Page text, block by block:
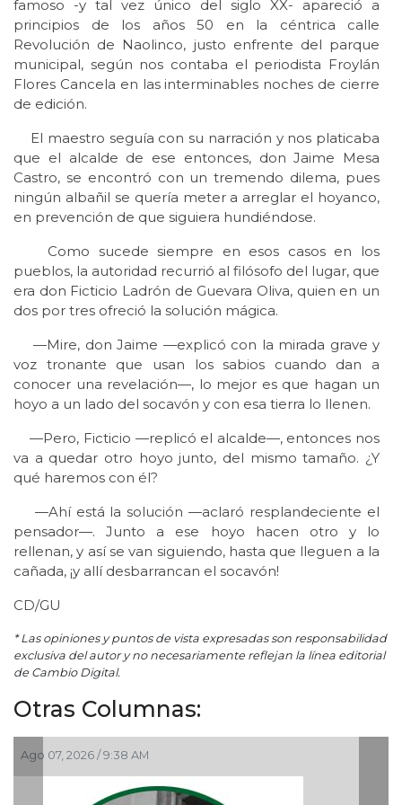
famoso -y tal vez único del siglo XX- apareció a
principios de los años 50 en la céntrica calle
Revolución de Naolinco, justo enfrente del parque
municipal, según nos contaba el periodista Froylán
Flores Cancela en las interminables noches de cierre
de edición.
El maestro seguía con su narración y nos platicaba
que el alcalde de ese entonces, don Jaime Mesa
Castro, se encontró con un tremendo dilema, pues
ningún albañil se quería meter a arreglar el hoyanco,
en prevención de que siguiera hundiéndose.
Como sucede siempre en esos casos en los
pueblos, la autoridad recurrió al filósofo del lugar, que
era don Ficticio Ladrón de Guevara Oliva, quien en un
dos por tres ofreció la solución mágica.
—Mire, don Jaime —explicó con la mirada grave y
voz tronante que usan los sabios cuando dan a
conocer una revelación—, lo mejor es que hagan un
hoyo a un lado del socavón y con esa tierra lo llenen.
—Pero, Ficticio —replicó el alcalde—, entonces nos
va a quedar otro hoyo junto, del mismo tamaño. ¿Y
qué haremos con él?
—Ahí está la solución —aclaró resplandeciente el
pensador—. Junto a ese hoyo hacen otro y lo
rellenan, y así se van siguiendo, hasta que lleguen a la
cañada, ¡y allí desbarrancan el socavón!
CD/GU
* Las opiniones y puntos de vista expresadas son responsabilidad
exclusiva del autor y no necesariamente reflejan la línea editorial
de Cambio Digital.
Otras Columnas:
07, 2026 / 9:38 AM